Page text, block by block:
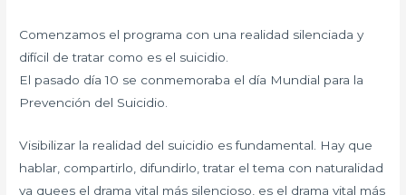
Comenzamos el programa con una realidad silenciada y
difícil de tratar como es el suicidio.
El pasado día 10 se conmemoraba el día Mundial para la
Prevención del Suicidio.
Visibilizar la realidad del suicidio es fundamental. Hay que
hablar, compartirlo, difundirlo, tratar el tema con naturalidad
ya quees el drama vital más silencioso, es el drama vital más